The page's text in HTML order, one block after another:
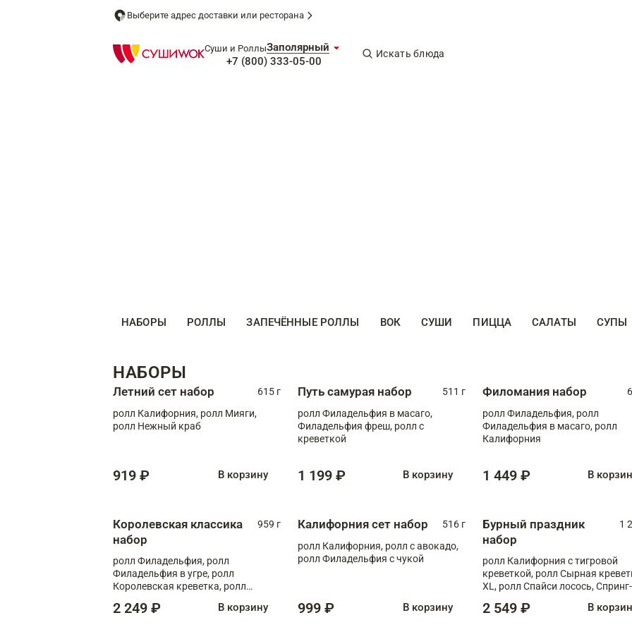
Выберите адрес доставки или ресторана
Суши и РоллыЗаполярный
+7 (800) 333-05-00
Искать блюда
НАБОРЫ РОЛЛЫ ЗАПЕЧЁННЫЕ РОЛЛЫ ВОК СУШИ ПИЦЦА САЛАТЫ СУПЫ
НАБОРЫ
Летний сет набор
615 г
ролл Калифорния, ролл Мияги,
ролл Нежный краб
919 ₽ В корзину
Путь самурая набор
511 г
ролл Филадельфия в масаго,
Филадельфия фреш, ролл с
креветкой
1 199 ₽ В корзину
Филомания набор
ролл Филадельфия, ролл
Филадельфия в масаго, ролл
Калифорния
1 449 ₽ В
Королевская классика
набор
959 г
ролл Филадельфия, ролл
Филадельфия в угре, ролл
Королевская креветка, ролл
2 249 ₽ В корзину
Калифорния сет набор
516 г
ролл Калифорния, ролл с авокадо,
ролл Филадельфия с чукой
999 ₽ В корзину
Бурный праздник
набор
1
ролл Калифорния с тигровой
креветкой, ролл Сырная
XL, ролл Спайси лосось, Спринг-
Медовая креветка
2 549 ₽ В